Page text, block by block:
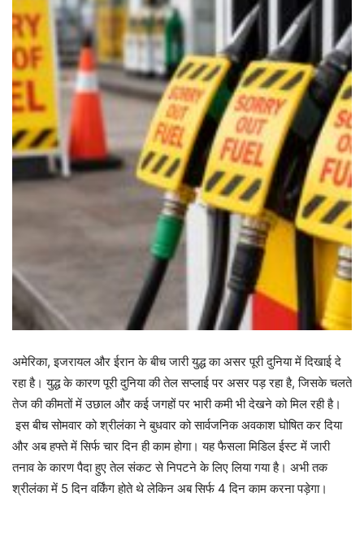
अमेरिका, इजरायल और ईरान के बीच जारी युद्ध का असर पूरी दुनिया में दिखाई दे
रहा है। युद्ध के कारण पूरी दुनिया की तेल सप्लाई पर असर पड़ रहा है, जिसके चलते
तेज की कीमतों में उछाल और कई जगहों पर भारी कमी भी देखने को मिल रही है।
इस बीच सोमवार को श्रीलंका ने बुधवार को सार्वजनिक अवकाश घोषित कर दिया
और अब हफ्ते में सिर्फ चार दिन ही काम होगा। यह फैसला मिडिल ईस्ट में जारी
तनाव के कारण पैदा हुए तेल संकट से निपटने के लिए लिया गया है। अभी तक
श्रीलंका में 5 दिन वर्किंग होते थे लेकिन अब सिर्फ 4 दिन काम करना पड़ेगा।